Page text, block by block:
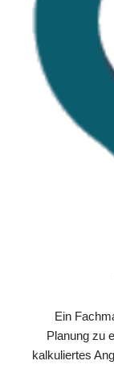
Ein
Planung zu
kalkuliertes